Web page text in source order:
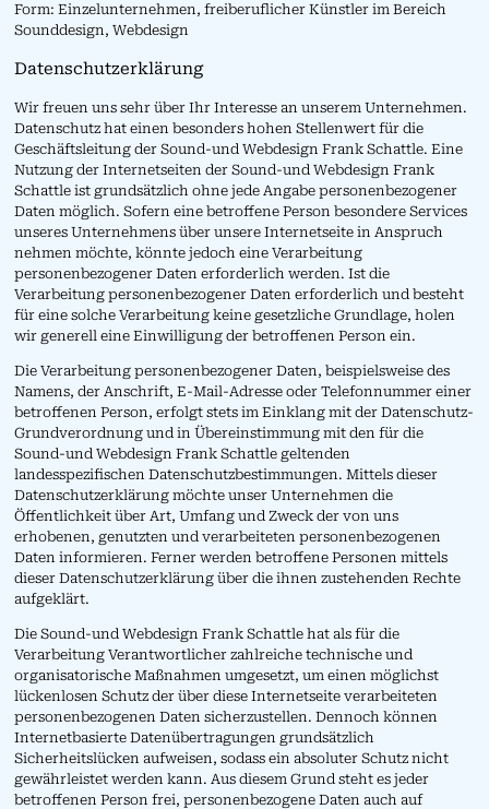
Form: Einzelunternehmen, freiberuflicher Künstler im Bereich
Sounddesign, Webdesign
Datenschutzerklärung
Wir freuen uns sehr über Ihr Interesse an unserem Unternehmen.
Datenschutz hat einen besonders hohen Stellenwert für die
Geschäftsleitung der Sound-und Webdesign Frank Schattle. Eine
Nutzung der Internetseiten der Sound-und Webdesign Frank
Schattle ist grundsätzlich ohne jede Angabe personenbezogener
Daten möglich. Sofern eine betroffene Person besondere Services
unseres Unternehmens über unsere Internetseite in Anspruch
nehmen möchte, könnte jedoch eine Verarbeitung
personenbezogener Daten erforderlich werden. Ist die
Verarbeitung personenbezogener Daten erforderlich und besteht
für eine solche Verarbeitung keine gesetzliche Grundlage, holen
wir generell eine Einwilligung der betroffenen Person ein.
Die Verarbeitung personenbezogener Daten, beispielsweise des
Namens, der Anschrift, E-Mail-Adresse oder Telefonnummer einer
betroffenen Person, erfolgt stets im Einklang mit der Datenschutz-
Grundverordnung und in Übereinstimmung mit den für die
Sound-und Webdesign Frank Schattle geltenden
landesspezifischen Datenschutzbestimmungen. Mittels dieser
Datenschutzerklärung möchte unser Unternehmen die
Öffentlichkeit über Art, Umfang und Zweck der von uns
erhobenen, genutzten und verarbeiteten personenbezogenen
Daten informieren. Ferner werden betroffene Personen mittels
dieser Datenschutzerklärung über die ihnen zustehenden Rechte
aufgeklärt.
Die Sound-und Webdesign Frank Schattle hat als für die
Verarbeitung Verantwortlicher zahlreiche technische und
organisatorische Maßnahmen umgesetzt, um einen möglichst
lückenlosen Schutz der über diese Internetseite verarbeiteten
personenbezogenen Daten sicherzustellen. Dennoch können
Internetbasierte Datenübertragungen grundsätzlich
Sicherheitslücken aufweisen, sodass ein absoluter Schutz nicht
gewährleistet werden kann. Aus diesem Grund steht es jeder
betroffenen Person frei, personenbezogene Daten auch auf